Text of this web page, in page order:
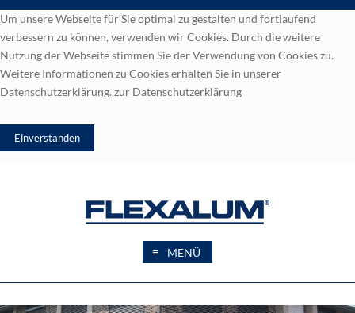
Um unsere Webseite für Sie optimal zu gestalten und fortlaufend
verbessern zu können, verwenden wir Cookies. Durch die weitere
Nutzung der Webseite stimmen Sie der Verwendung von Cookies zu.
Weitere Informationen zu Cookies erhalten Sie in unserer
Datenschutzerklärung. zur Datenschutzerklärung
≡ MENÜ